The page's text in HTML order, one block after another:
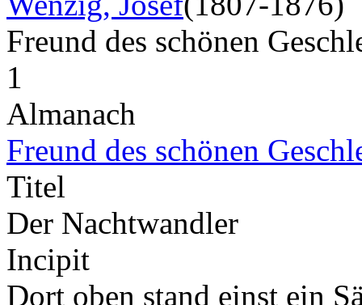
Freund des schönen
1
Almanach
Freund des schönen
Titel
Der Nachtwandler
Incipit
Dort oben stand einst ein